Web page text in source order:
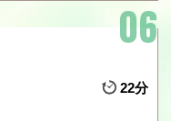
22分